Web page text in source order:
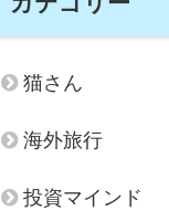
猫さん
海外旅行
投資マインド